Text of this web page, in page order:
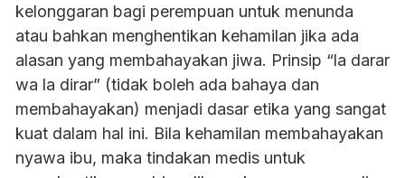
kelonggaran bagi perempuan untuk menunda
atau bahkan menghentikan kehamilan jika ada
alasan yang membahayakan jiwa. Prinsip “la darar
wa la dirar” (tidak boleh ada bahaya dan
membahayakan) menjadi dasar etika yang sangat
kuat dalam hal ini. Bila kehamilan membahayakan
nyawa ibu, maka tindakan medis untuk